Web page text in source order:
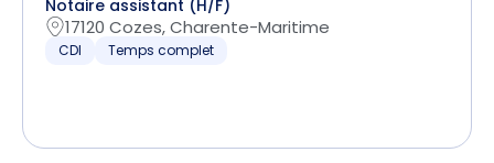
Notaire assistant (H/F)
17120 Cozes, Charente-Maritime
CDI Temps complet